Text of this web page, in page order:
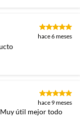
hace 6 meses
hace 9 meses